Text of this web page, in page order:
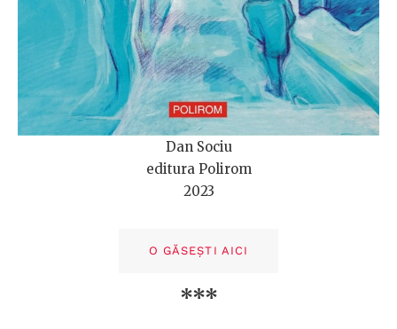
Dan Sociu
editura Polirom
2023
O GĂSEȘTI AICI
***